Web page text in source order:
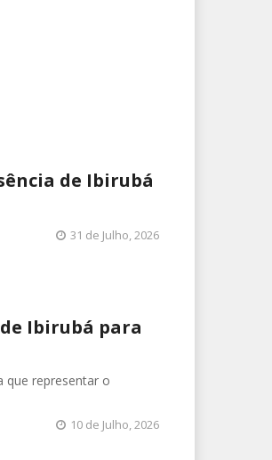
de Ibirubá
31 de Julho, 2026
Ibirubá para
que representar o
10 de Julho, 2026